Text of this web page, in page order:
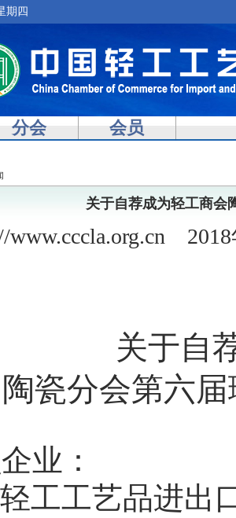
期四
分会 会员
关于自荐成为轻工商会
www.cccla.org.cn
关于自
陶瓷分会第六
业：
工工艺品进出